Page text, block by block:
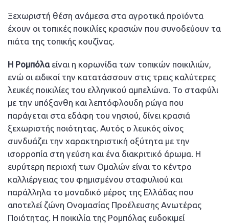
Ξεχωριστή θέση ανάμεσα στα αγροτικά προϊόντα
έχουν οι τοπικές ποικιλίες κρασιών που συνοδεύουν τα
πιάτα της τοπικής κουζίνας.
Η Ρομπόλαείναι η κορωνίδα των τοπικών ποικιλιών,
ενώ οι ειδικοί την κατατάσσουν στις τρεις καλύτερες
λευκές ποικιλίες του ελληνικού αμπελώνα. Το σταφύλι
με την υπόξανθη και λεπτόφλουδη ρώγα που
παράγεται στα εδάφη του νησιού, δίνει κρασιά
ξεχωριστής ποιότητας. Αυτός ο λευκός οίνος
συνδυάζει την χαρακτηριστική οξύτητα με την
ισορροπία στη γεύση και ένα διακριτικό άρωμα. Η
ευρύτερη περιοχή των Ομαλών είναι το κέντρο
καλλιέργειας του φημισμένου σταφυλιού και
παράλληλα το μοναδικό μέρος της Ελλάδας που
αποτελεί ζώνη Ονομασίας Προέλευσης Ανωτέρας
Ποιότητας. Η ποικιλία της Ρομπόλας ευδοκιμεί